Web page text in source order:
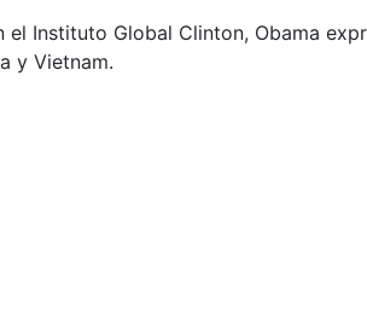
el Instituto Global Clinton, Obama
y Vietnam.